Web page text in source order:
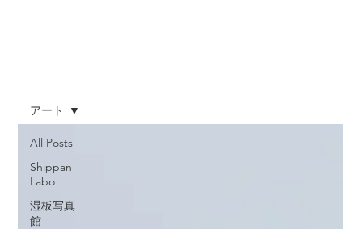
All Posts
Shippan
Labo
湿板写真
館
アート